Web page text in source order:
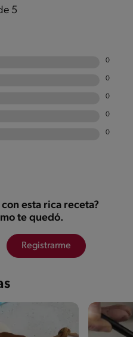
5
0
0
0
0
0
esta rica receta?
te quedó.
Registrarme